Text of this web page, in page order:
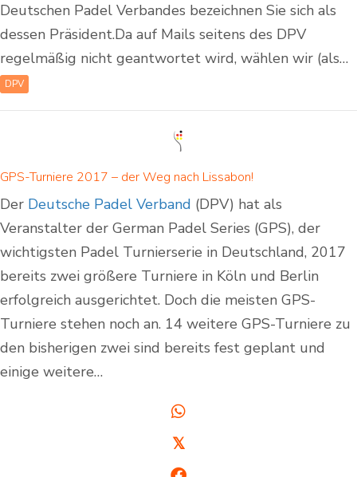
Deutschen Padel Verbandes bezeichnen Sie sich als
dessen Präsident.Da auf Mails seitens des DPV
regelmäßig nicht geantwortet wird, wählen wir (als…
DPV
GPS-Turniere 2017 – der Weg nach Lissabon!
Der Deutsche Padel Verband (DPV) hat als
Veranstalter der German Padel Series (GPS), der
wichtigsten Padel Turnierserie in Deutschland, 2017
bereits zwei größere Turniere in Köln und Berlin
erfolgreich ausgerichtet. Doch die meisten GPS-
Turniere stehen noch an. 14 weitere GPS-Turniere zu
den bisherigen zwei sind bereits fest geplant und
einige weitere…
𝕏